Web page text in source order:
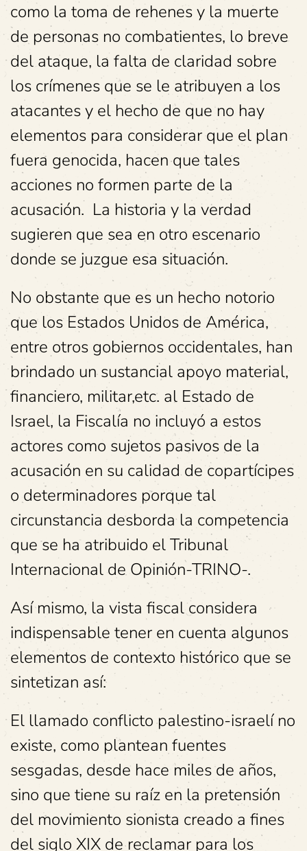
como la toma de rehenes y la muerte
de personas no combatientes, lo breve
del ataque, la falta de claridad sobre
los crímenes que se le atribuyen a los
atacantes y el hecho de que no hay
elementos para considerar que el plan
fuera genocida, hacen que tales
acciones no formen parte de la
acusación. La historia y la verdad
sugieren que sea en otro escenario
donde se juzgue esa situación.
No obstante que es un hecho notorio
que los Estados Unidos de América,
entre otros gobiernos occidentales, han
brindado un sustancial apoyo material,
financiero, militar,etc. al Estado de
Israel, la Fiscalía no incluyó a estos
actores como sujetos pasivos de la
acusación en su calidad de copartícipes
o determinadores porque tal
circunstancia desborda la competencia
que se ha atribuido el Tribunal
Internacional de Opinión-TRINO-.
Así mismo, la vista fiscal considera
indispensable tener en cuenta algunos
elementos de contexto histórico que se
sintetizan así:
El llamado conflicto palestino-israelí no
existe, como plantean fuentes
sesgadas, desde hace miles de años,
sino que tiene su raíz en la pretensión
del movimiento sionista creado a fines
del siglo XIX de reclamar para los